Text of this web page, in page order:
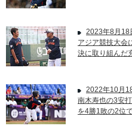
2023年8月18
アジア競技大会
決に取り組んだ
2022年10月
南木寿也の3安
を4勝1敗の2位